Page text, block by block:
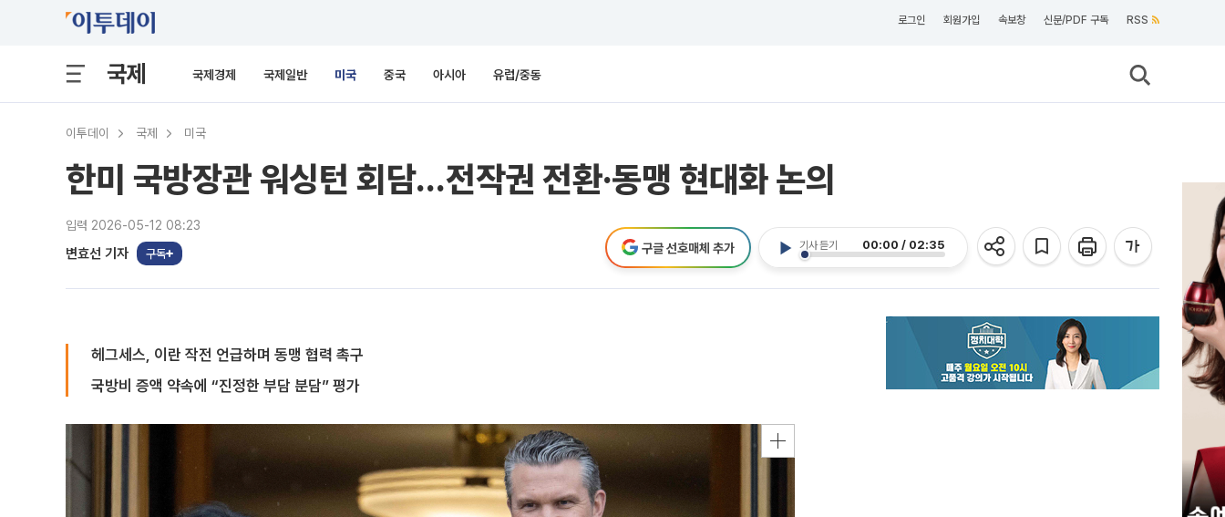
로그인 회원가입 속보창 신문/PDF 구독 RSS
국제 국제경제 국제일반 미국 중국 아시아 유럽/중동
이투데이 국제 미국
한미 국방장관 워싱턴 회담…전작권 전환·동맹 현대화 논의
입력 2026-05-12 08:23
변효선 기자 구독
기사 듣기 00:00 / 02:35
구글 선호매체 추가
헤그세스, 이란 작전 언급하며 동맹 협력 촉구
국방비 증액 약속에 “진정한 부담 분담” 평가